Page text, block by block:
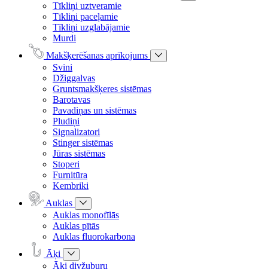
Tīkliņi uztveramie
Tīkliņi paceļamie
Tīkliņi uzglabājamie
Murdi
Makšķerēšanas aprīkojums
Svini
Džiggalvas
Gruntsmakšķeres sistēmas
Barotavas
Pavadiņas un sistēmas
Pludiņi
Signalizatori
Stinger sistēmas
Jūras sistēmas
Stoperi
Furnitūra
Kembriki
Auklas
Auklas monofīlās
Auklas pītās
Auklas fluorokarbona
Āķi
Āķi divžuburu